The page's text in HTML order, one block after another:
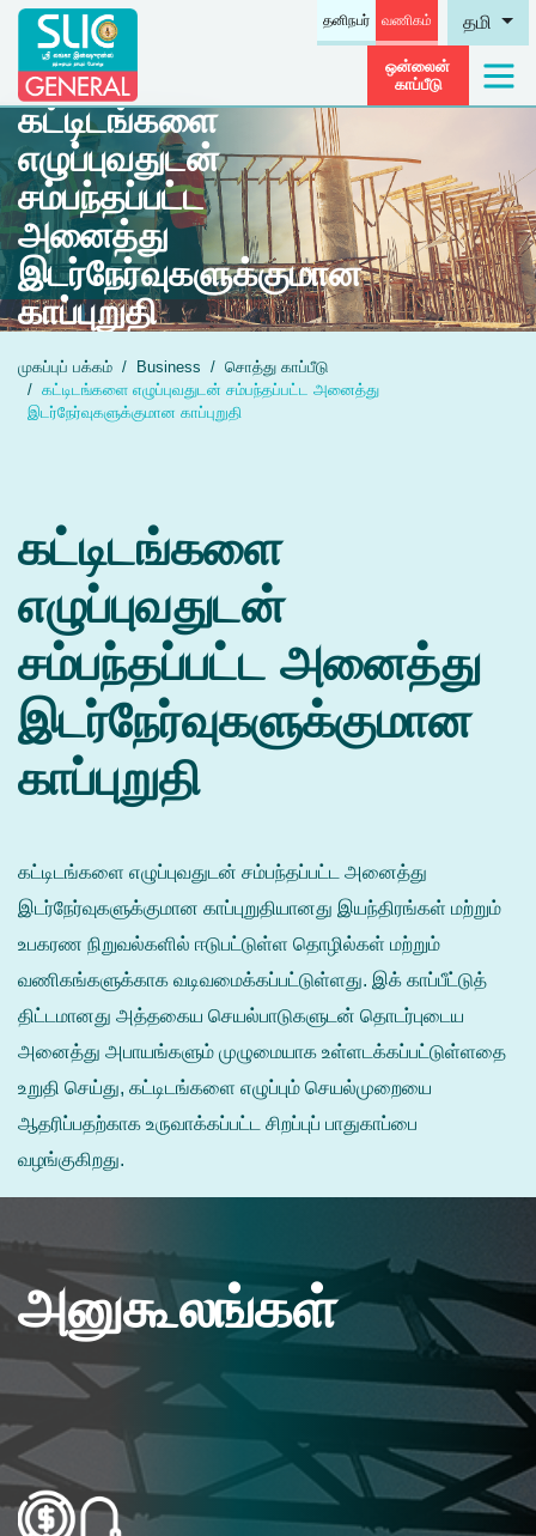
தனிநபர் வணிகம் தமி
ஒன்லைன்
காப்பீடு
கட்டிடங்களை
எழுப்புவதுடன்
சம்பந்தப்பட்ட
அனைத்து
இடர்நேர்வுகளுக்குமான
காப்புறுதி
முகப்புப் பக்கம் Business
சொத்து காப்பீடு
கட்டிடங்களை எழுப்புவதுடன் சம்பந்தப்பட்ட அனைத்து
இடர்நேர்வுகளுக்குமான காப்புறுதி
கட்டிடங்களை
எழுப்புவதுடன்
சம்பந்தப்பட்ட அனைத்து
இடர்நேர்வுகளுக்குமான
காப்புறுதி
கட்டிடங்களை எழுப்புவதுடன் சம்பந்தப்பட்ட அனைத்து
இடர்நேர்வுகளுக்குமான காப்புறுதியானது இயந்திரங்கள் மற்றும்
உபகரண நிறுவல்களில் ஈடுபட்டுள்ள தொழில்கள் மற்றும்
வணிகங்களுக்காக வடிவமைக்கப்பட்டுள்ளது. இக் காப்பீட்டுத்
திட்டமானது அத்தகைய செயல்பாடுகளுடன் தொடர்புடைய
அனைத்து அபாயங்களும் முழுமையாக உள்ளடக்கப்பட்டுள்ளதை
உறுதி செய்து, கட்டிடங்களை எழுப்பும் செயல்முறையை
ஆதரிப்பதற்காக உருவாக்கப்பட்ட சிறப்புப் பாதுகாப்பை
வழங்குகிறது.
அனுகூலங்கள்